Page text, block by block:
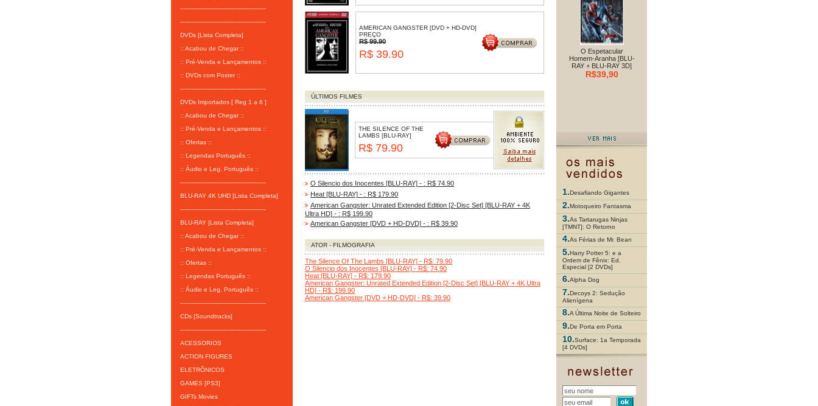
-----------------------------------------------
-----------------------------------------------
DVDs [Lista Completa]
:: Acabou de Chegar ::
:: Pré-Venda e Lançamentos ::
:: DVDs com Poster ::
-----------------------------------------------
DVDs Importados [ Reg 1 a 6 ]
:: Acabou de Chegar ::
:: Pré-Venda e Lançamentos ::
:: Ofertas ::
:: Legendas Português ::
:: Áudio e Leg. Português ::
-----------------------------------------------
BLU-RAY 4K UHD [Lista Completa]
-----------------------------------------------
BLU-RAY [Lista Completa]
:: Acabou de Chegar ::
:: Pré-Venda e Lançamentos ::
:: Ofertas ::
:: Legendas Português ::
:: Áudio e Leg. Português ::
-----------------------------------------------
CDs [Soundtracks]
-----------------------------------------------
ACESSORIOS
ACTION FIGURES
ELETRÔNICOS
GAMES [PS3]
GIFTs Movies
AMERICAN GANGSTER [DVD + HD-DVD]
PREÇO
R$ 99.90
R$ 39.90
ÚLTIMOS FILMES
THE SILENCE OF THE
LAMBS [BLU-RAY]
R$ 79.90
O Silencio dos Inocentes [BLU-RAY] - : R$ 74.90
Heat [BLU-RAY] - : R$ 179.90
American Gangster: Unrated Extended Edition [2-Disc Set] [BLU-RAY + 4K
Ultra HD] - : R$ 199.90
American Gangster [DVD + HD-DVD] - : R$ 39.90
ATOR - FILMOGRAFIA
The Silence Of The Lambs [BLU-RAY] - R$: 79.90
O Silencio dos Inocentes [BLU-RAY] - R$: 74.90
Heat [BLU-RAY] - R$: 179.90
American Gangster: Unrated Extended Edition [2-Disc Set] [BLU-RAY + 4K Ultra
HD] - R$: 199.90
American Gangster [DVD + HD-DVD] - R$: 39.90
O Espetacular
Homem-Aranha [BLU-
RAY + BLU-RAY 3D]
R$39,90
1.Desafiando Gigantes
2.Motoqueiro Fantasma
3.As Tartarugas Ninjas
[TMNT]: O Retorno
4.As Férias de Mr. Bean
5.Harry Potter 5: e a
Ordem de Fênix: Ed.
Especial [2 DVDs]
6.Alpha Dog
7.Decoys 2: Sedução
Alienígena
8.A Última Noite de Solteiro
9.De Porta em Porta
10.Surface: 1a Temporada
[4 DVDs]